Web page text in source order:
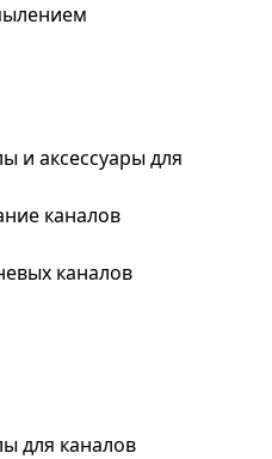
и аксессуары для
каналов
каналов
для каналов